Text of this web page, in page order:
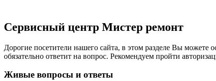
Сервисный центр Мистер ремонт
Дорогие посетители нашего сайта, в этом разделе Вы можете
обязательно ответит на вопрос. Рекомендуем пройти
Живые вопросы и ответы